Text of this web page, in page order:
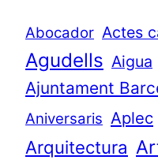
Abocador Actes
Agudells Aigua
Ajuntament
Aniversaris Aplec
Arquitectura